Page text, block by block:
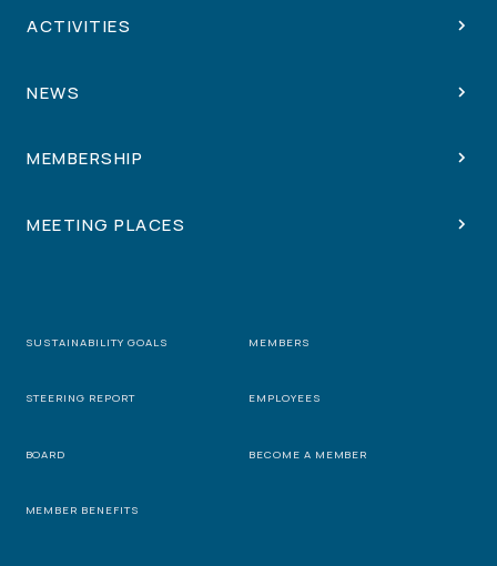
ACTIVITIES
NEWS
MEMBERSHIP
MEETING PLACES
SUSTAINABILITY GOALS MEMBERS
STEERING REPORT EMPLOYEES
BOARD BECOME A MEMBER
MEMBER BENEFITS